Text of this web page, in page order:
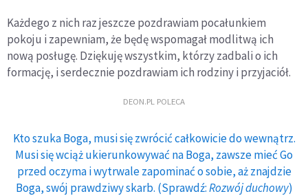
Każdego z nich raz jeszcze pozdrawiam pocałunkiem
pokoju i zapewniam, że będę wspomagał modlitwą ich
nową posługę. Dziękuję wszystkim, którzy zadbali o ich
formację, i serdecznie pozdrawiam ich rodziny i przyjaciół.
DEON.PL POLECA
Kto szuka Boga, musi się zwrócić całkowicie do wewnątrz.
Musi się wciąż ukierunkowywać na Boga, zawsze mieć Go
przed oczyma i wytrwale zapominać o sobie, aż znajdzie
Boga, swój prawdziwy skarb. (Sprawdź:Rozwój duchowy)